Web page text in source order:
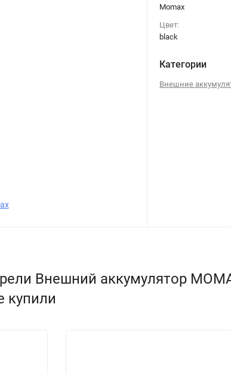
Momax
Цвет:
black
Категории
Внешние
Внешний аккумулятор
купили